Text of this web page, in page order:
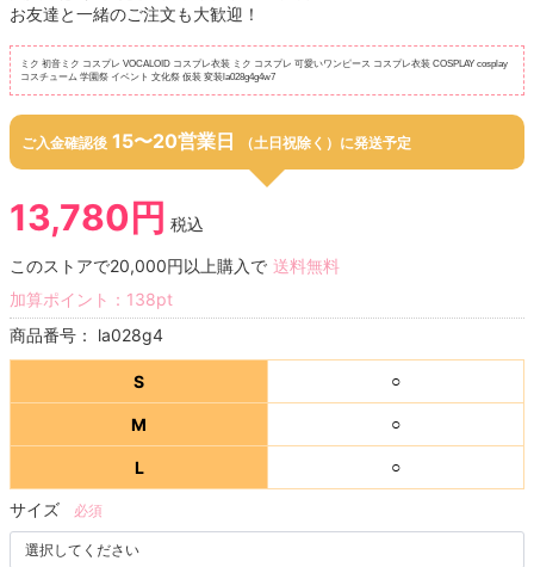
お友達と一緒のご注文も大歓迎！
ミク 初音ミク コスプレ VOCALOID コスプレ衣装 ミク コスプレ 可愛いワンピース コスプレ衣装 COSPLAY cosplay
コスチューム 学園祭 イベント 文化祭 仮装 変装la028g4g4w7
ご入金確認後 15〜20営業日 （土日祝除く）に発送予定
13,780円 税込
このストアで20,000円以上購入で 送料無料
加算ポイント： 138pt
商品番号： la028g4
S ○
M ○
L ○
サイズ 必須